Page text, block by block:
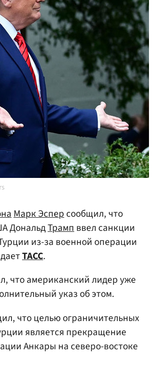
Марк Эсперсообщил, что
ДональдТрампввел санкции
из-за военной операции
ТАСС.
что американский лидер уже
указ об этом.
что целью ограничительных
является прекращение
Анкары на северо-востоке